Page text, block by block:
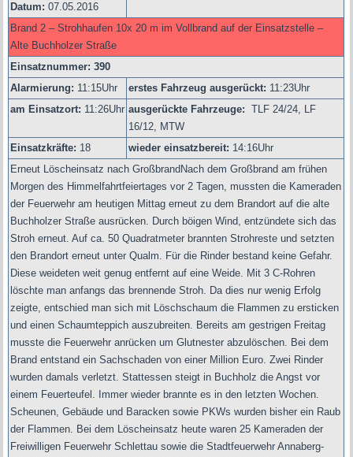
Datum:07.05.2016
Brand 2 – Strohhaufen 10x 20 m im Vollbrand auf der Einsatzstelle –
Alte Buchholzer Straße
Einsatznummer: 390
Alarmierung: 11:15Uhr erstes Fahrzeug ausgerückt: 11:23Uhr
am Einsatzort: 11:26Uhr ausgerückte Fahrzeuge: TLF 24/24, LF
16/12, MTW
Einsatzkräfte: 18 wieder einsatzbereit: 14:16Uhr
Erneut Löscheinsatz nach GroßbrandNach dem Großbrand am frühen
Morgen des Himmelfahrtfeiertages vor 2 Tagen, mussten die Kameraden
der Feuerwehr am heutigen Mittag erneut zu dem Brandort auf die alte
Buchholzer Straße ausrücken. Durch böigen Wind, entzündete sich das
Stroh erneut. Auf ca. 50 Quadratmeter brannten Strohreste und setzten
den Brandort erneut unter Qualm. Für die Rinder bestand keine Gefahr.
Diese weideten weit genug entfernt auf eine Weide. Mit 3 C-Rohren
lösc hte man anfangs das brennende Stroh. Da dies nur wenig Erfolg
zeigte, entschied man sich mit Löschschaum die Flammen zu ersticken
und einen Schaumteppich auszubreiten. Bereits am gestrigen Freitag
musste die Feuerwehr anrücken um Glutnester abzulöschen. Bei dem
Brand entstand ein Sachschaden von einer Million Euro. Zwei Rinder
wurden damals verletzt. Stattessen steigt in Buchholz die Angst vor
einem Feuerteufel. Immer wieder brannte es in den letzten Wochen.
Scheunen, Gebäude und Baracken sowie PKWs wurden bisher ein Raub
der Flammen. Bei dem Löscheinsatz heute waren 25 Kameraden der
Freiwilligen Feuerwehr Schlettau sowie die Stadtfeuerwehr Annaberg-